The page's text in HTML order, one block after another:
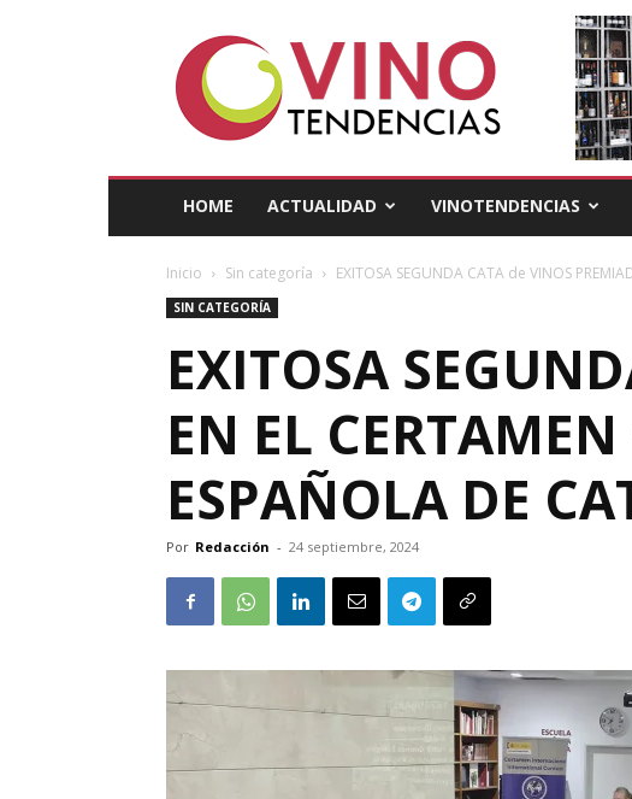
Vino
Tendencias
HOME ACTUALIDAD VINOTENDENCIAS
Inicio Sin categoría EXITOSA SEGUNDA CATA de VINOS
SIN CATEGORÍA
EXITOSA
EN EL
ESPAÑOLA DE
Por Redacción - 24 septiembre, 2024